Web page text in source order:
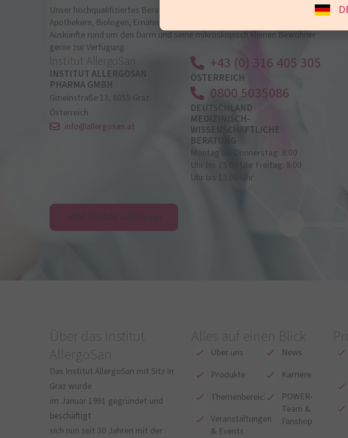
Unser hochqualifiziertes Beratungsteam, bestehend aus Ärzten,
Apothekern, Biologen, Ernährungsfachleuten und Mikrobiologen steht für
Auskünfte rund um den Darm und seine mikroskopisch kleinen Bewohner
gerne zur Verfügung.
Institut AllergoSan
INSTITUT ALLERGOSAN
PHARMA GMBH
Gmeinstraße 13, 8055 Graz
Österreich
info@allergosan.at
+43 (0) 316 405 305
ÖSTERREICH
0800 5035086
DEUTSCHLAND
MEDIZINISCH-
WISSENSCHAFTLICHE
BERATUNG
Montag bis Donnerstag: 8:00
Uhr bis 15:00 Uhr Freitag: 8:00
Uhr bis 13:00 Uhr
Jetzt Kontakt aufnehmen
Über das Institut
AllergoSan
Das Institut AllergoSan mit Sitz in
Graz wurde
im Januar 1991 gegründet und
beschäftigt
sich nun seit 30 Jahren mit der
Alles auf einen Blick
Über uns
Produkte
Themenbereiche
Veranstaltungen
& Events
News
Karriere
POWER-
Team &
Fanshop